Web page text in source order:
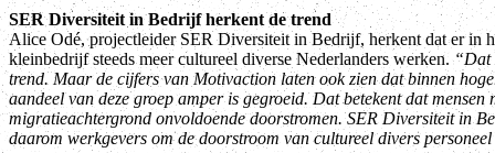
SER Diversiteit in Bedrijf herkent de trend
Alice Odé, projectleider SER Diversiteit in Bedrijf, herkent dat er in
kleinbedrijf steeds meer cultureel diverse Nederlanders werken. “Dat
trend. Maar de cijfers van Motivaction laten ook zien dat binnen
aandeel van deze groep amper is gegroeid. Dat betekent dat mensen
migratieachtergrond onvoldoende doorstromen. SER Diversiteit in
daarom werkgevers om de doorstroom van cultureel divers